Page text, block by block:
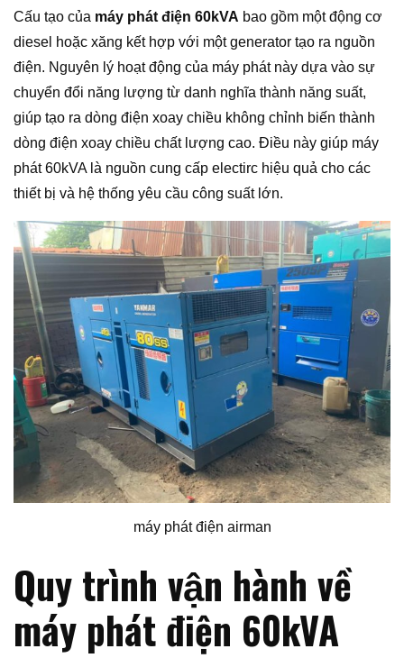
Cấu tạo của máy phát điện 60kVA bao gồm một động cơ
diesel hoặc xăng kết hợp với một generator tạo ra nguồn
điện. Nguyên lý hoạt động của máy phát này dựa vào sự
chuyển đổi năng lượng từ danh nghĩa thành năng suất,
giúp tạo ra dòng điện xoay chiều không chỉnh biến thành
dòng điện xoay chiều chất lượng cao. Điều này giúp máy
phát 60kVA là nguồn cung cấp electirc hiệu quả cho các
thiết bị và hệ thống yêu cầu công suất lớn.
máy phát điện airman
Quy trình vận hành về
máy phát điện 60kVA